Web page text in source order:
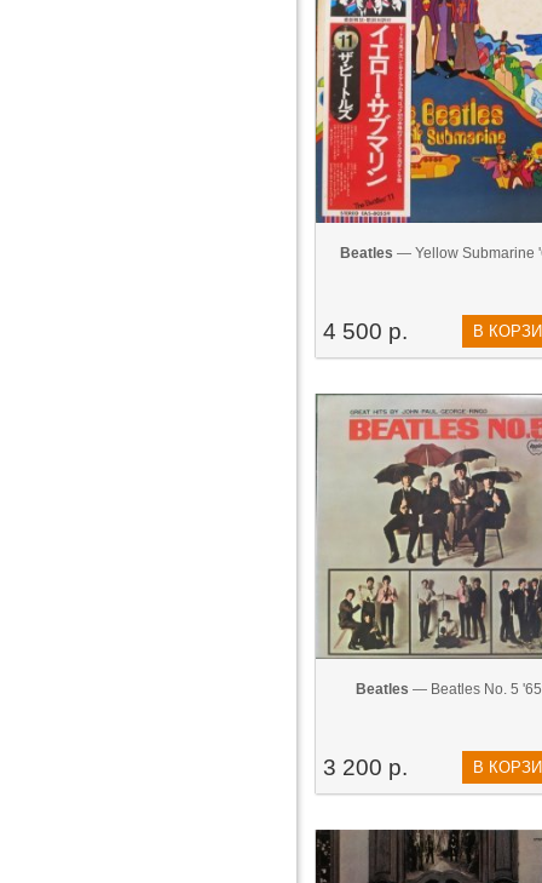
Beatles — Yellow Submarine
4 500 р. В
Beatles — Beatles No. 5 '65
3 200 р. В